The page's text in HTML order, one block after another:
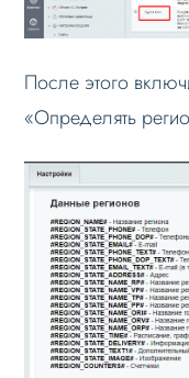
После этого
«Определять